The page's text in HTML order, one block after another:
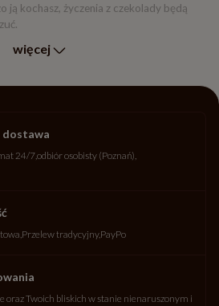
ją kochasz, życzenia z czekolady będą
więcej
dostawa
24/7odbiór osobisty (Poznań)
Przelew tradycyjny PayPo
oraz Twoich bliskich w stanie nienaruszonym i